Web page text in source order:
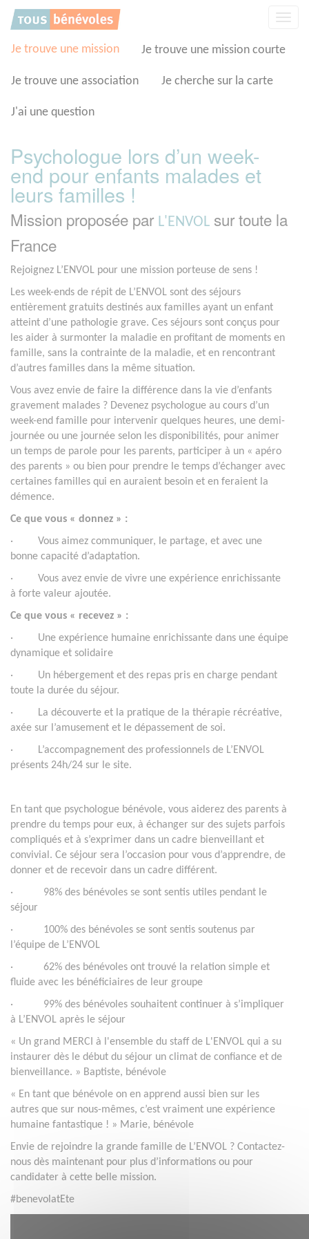
Je trouve une mission Je trouve une mission courte
Je trouve une association Je cherche sur la carte
J'ai une question
Psychologue lors d’un week-
end pour enfants malades et
leurs familles !
Mission proposée par L'ENVOL sur toute la
France
Rejoignez L’ENVOL pour une mission porteuse de sens !
Les week-ends de répit de L’ENVOL sont des séjours
entièrement gratuits destinés aux familles ayant un enfant
atteint d’une pathologie grave. Ces séjours sont conçus pour
les aider à surmonter la maladie en profitant de moments en
famille, sans la contrainte de la maladie, et en rencontrant
d’autres familles dans la même situation.
Vous avez envie de faire la différence dans la vie d’enfants
gravement malades ? Devenez psychologue au cours d’un
week-end famille pour intervenir quelques heures, une demi-
journée ou une journée selon les disponibilités, pour animer
un temps de parole pour les parents, participer à un « apéro
des parents » ou bien pour prendre le temps d’échanger avec
certaines familles qui en auraient besoin et en feraient la
démence.
Ce que vous « donnez » :
· Vous aimez communiquer, le partage, et avec une
bonne capacité d’adaptation.
· Vous avez envie de vivre une expérience enrichissante
à forte valeur ajoutée.
Ce que vous « recevez » :
· Une expérience humaine enrichissante dans une équipe
dynamique et solidaire
· Un hébergement et des repas pris en charge pendant
toute la durée du séjour.
· La découverte et la pratique de la thérapie récréative,
axée sur l’amusement et le dépassement de soi.
· L’accompagnement des professionnels de L’ENVOL
présents 24h/24 sur le site.
En tant que psychologue bénévole, vous aiderez des parents à
prendre du temps pour eux, à échanger sur des sujets parfois
compliqués et à s’exprimer dans un cadre bienveillant et
convivial. Ce séjour sera l’occasion pour vous d’apprendre, de
donner et de recevoir dans un cadre différent.
· 98% des bénévoles se sont sentis utiles pendant le
séjour
· 100% des bénévoles se sont sentis soutenus par
l’équipe de L’ENVOL
· 62% des bénévoles ont trouvé la relation simple et
fluide avec les bénéficiaires de leur groupe
· 99% des bénévoles souhaitent continuer à s’impliquer
à L’ENVOL après le séjour
« Un grand MERCI à l'ensemble du staff de L'ENVOL qui a su
instaurer dès le début du séjour un climat de confiance et de
bienveillance. » Baptiste, bénévole
« En tant que bénévole on en apprend aussi bien sur les
autres que sur nous-mêmes, c’est vraiment une expérience
humaine fantastique ! » Marie, bénévole
Envie de rejoindre la grande famille de L’ENVOL ? Contactez-
nous dès maintenant pour plus d’informations ou pour
candidater à cette belle mission.
#benevolatEte
Panneau de gestion des cookies